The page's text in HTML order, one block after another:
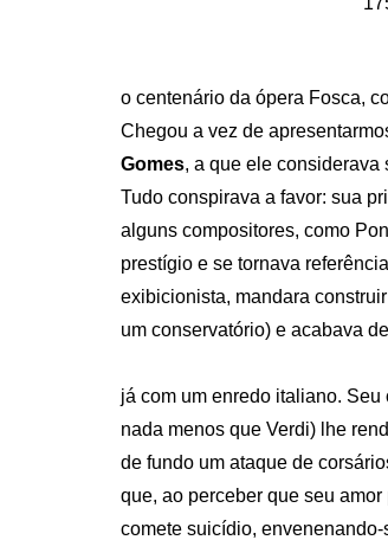
o centenário da ópera Fosca,
Chegou a vez de
Gomes, a que ele considerava
Tudo conspirava a favor: sua
alguns compositores, como
prestígio e se tornava
exibicionista, mandara
um conservatório) e acabava
já com um enredo italiano.
nada menos que Verdi) lhe
de fundo um ataque de
que, ao perceber que seu
comete suicídio,